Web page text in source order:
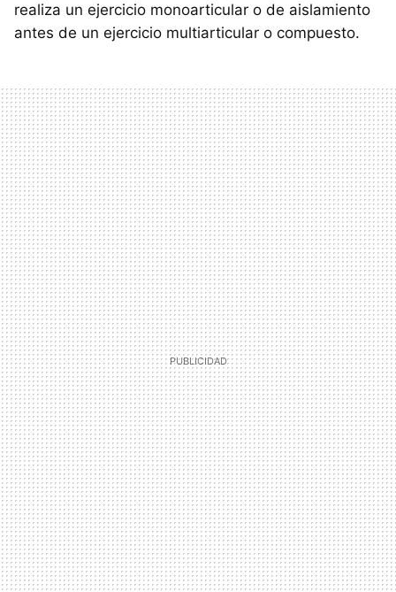
realiza un ejercicio monoarticular o de aislamiento
antes de un ejercicio multiarticular o compuesto.